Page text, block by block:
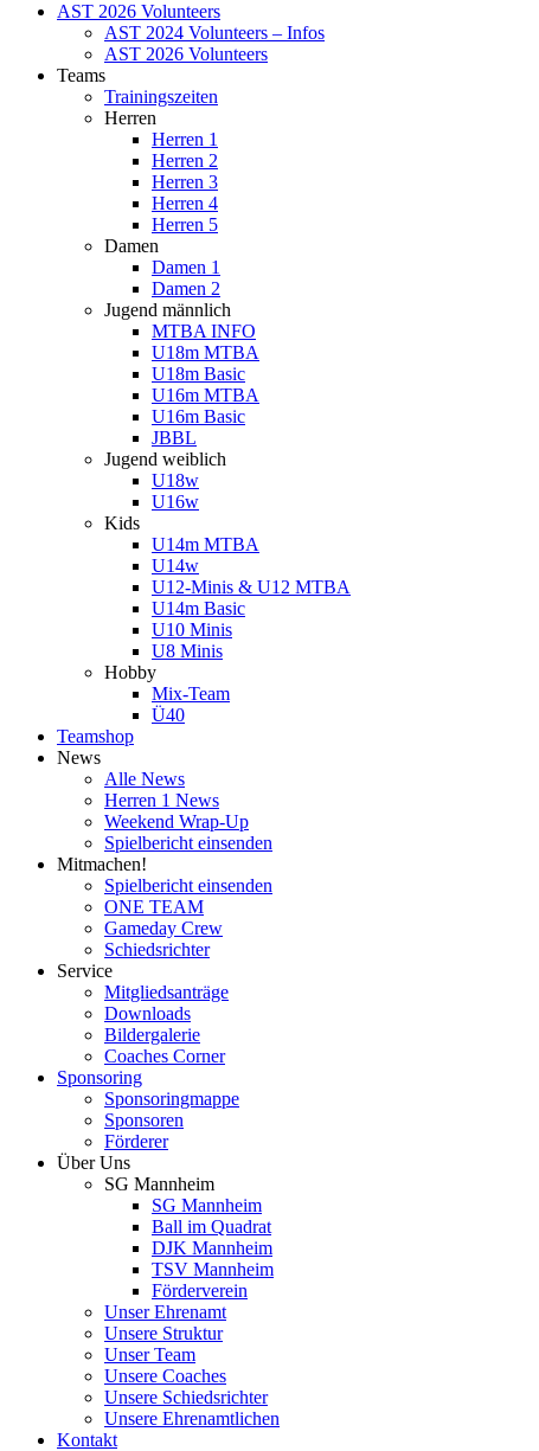
AST 2026 Volunteers
AST 2024 Volunteers – Infos
AST 2026 Volunteers
Teams
Trainingszeiten
Herren
Herren 1
Herren 2
Herren 3
Herren 4
Herren 5
Damen
Damen 1
Damen 2
Jugend männlich
MTBA INFO
U18m MTBA
U18m Basic
U16m MTBA
U16m Basic
JBBL
Jugend weiblich
U18w
U16w
Kids
U14m MTBA
U14w
U12-Minis & U12 MTBA
U14m Basic
U10 Minis
U8 Minis
Hobby
Mix-Team
Ü40
Teamshop
News
Alle News
Herren 1 News
Weekend Wrap-Up
Spielbericht einsenden
Mitmachen!
Spielbericht einsenden
ONE TEAM
Gameday Crew
Schiedsrichter
Service
Mitgliedsanträge
Downloads
Bildergalerie
Coaches Corner
Sponsoring
Sponsoringmappe
Sponsoren
Förderer
Über Uns
SG Mannheim
SG Mannheim
Ball im Quadrat
DJK Mannheim
TSV Mannheim
Förderverein
Unser Ehrenamt
Unsere Struktur
Unser Team
Unsere Coaches
Unsere Schiedsrichter
Unsere Ehrenamtlichen
Kontakt